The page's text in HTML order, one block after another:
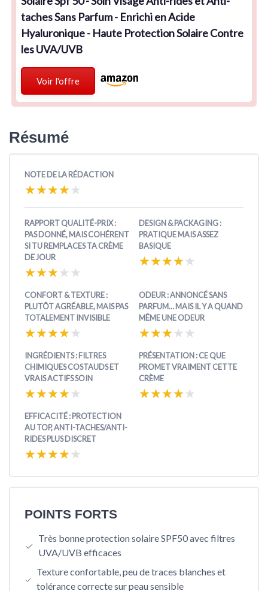
taches Sans Parfum - Enrichi en Acide
Hyaluronique - Haute Protection Solaire Contre
les UVA/UVB
Voir l'offre
Résumé
NOTE DE LA RÉDACTION
★★★★★
★★★★★
RAPPORT QUALITÉ-PRIX :
PAS DONNÉ, MAIS COHÉRENT
SI TU REMPLACES TA CRÈME
DE JOUR
★★★★★
★★★★★
DESIGN & PACKAGING :
PRATIQUE MAIS ASSEZ
BASIQUE
★★★★★
★★★★★
CONFORT & TEXTURE :
PLUTÔT AGRÉABLE, MAIS PAS
TOTALEMENT INVISIBLE
★★★★★
★★★★★
ODEUR : ANNONCÉ SANS
PARFUM… MAIS IL Y A QUAND
MÊME UNE ODEUR
★★★★★
★★★★★
INGRÉDIENTS : FILTRES
CHIMIQUES COSTAUDS ET
VRAIS ACTIFS SOIN
★★★★★
★★★★★
PRÉSENTATION : CE QUE
PROMET VRAIMENT CETTE
CRÈME
★★★★★
★★★★★
EFFICACITÉ : PROTECTION
AU TOP, ANTI-TACHES/ANTI-
RIDES PLUS DISCRET
★★★★★
★★★★★
POINTS FORTS
Très bonne protection solaire SPF50 avec filtres
UVA/UVB efficaces
Texture confortable, peu de traces blanches et
tolérance correcte sur peau sensible